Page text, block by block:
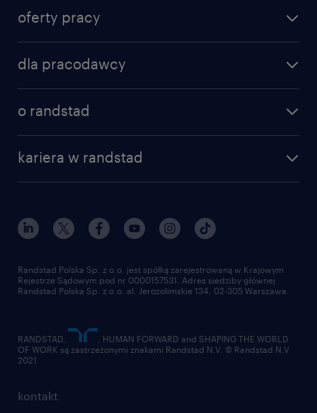
oferty pracy
specjalizacje
praca w amazon
dla pracodawcy
o randstad
dla mediów
dla dostawców
kariera w randstad
nasz świat
pracuj w randstad
złóż CV
kontakt
Randstad Polska Sp. z o.o. jest spółką zarejestrowaną w Krajowym
Rejestrze Sądowym pod nr 0000157531. Adres siedziby głównej
Randstad Polska Sp. z o.o. al. Jerozolimskie 134, 02-305 Warszawa.
RANDSTAD,
, HUMAN FORWARD and SHAPING THE WORLD
OF WORK są zastrzeżonymi znakami Randstad N.V. © Randstad N.V
2021